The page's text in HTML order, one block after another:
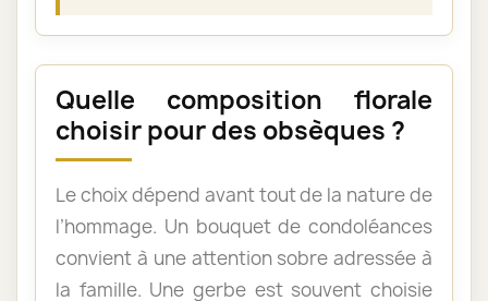
Quelle composition florale
choisir pour des obsèques ?
Le choix dépend avant tout de la nature de
l’hommage. Un bouquet de condoléances
convient à une attention sobre adressée à
la famille. Une gerbe est souvent choisie